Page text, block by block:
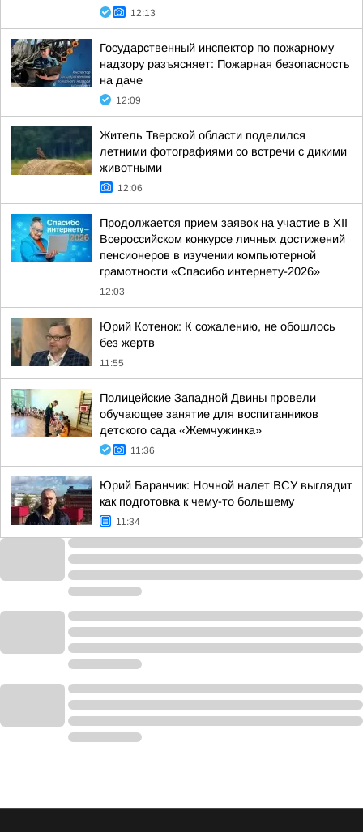
12:13
Государственный инспектор по пожарному
надзору разъясняет: Пожарная безопасность
на даче
12:09
Житель Тверской области поделился
летними фотографиями со встречи с дикими
животными
12:06
Продолжается прием заявок на участие в ХII
Всероссийском конкурсе личных достижений
пенсионеров в изучении компьютерной
грамотности «Спасибо интернету-2026»
12:03
Юрий Котенок: К сожалению, не обошлось
без жертв
11:55
Полицейские Западной Двины провели
обучающее занятие для воспитанников
детского сада «Жемчужинка»
11:36
Юрий Баранчик: Ночной налет ВСУ выглядит
как подготовка к чему-то большему
11:34